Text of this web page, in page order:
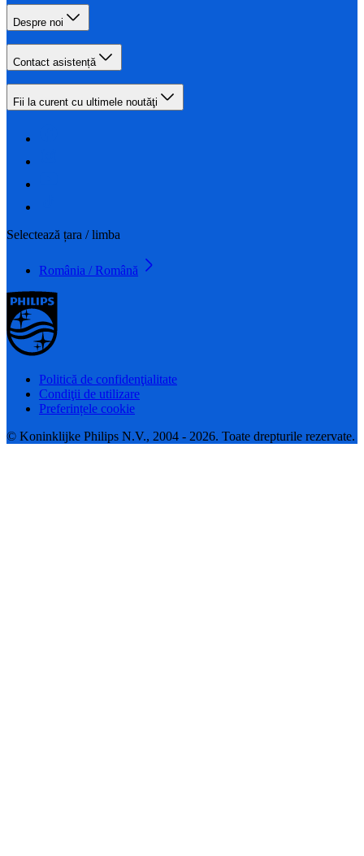
Despre noi
Contact asistență
Fii la curent cu ultimele noutăţi
Selectează țara / limba
România / Română
Politică de confidenţialitate
Condiţii de utilizare
Preferințele cookie
© Koninklijke Philips N.V., 2004 - 2026. Toate drepturile rezervate.